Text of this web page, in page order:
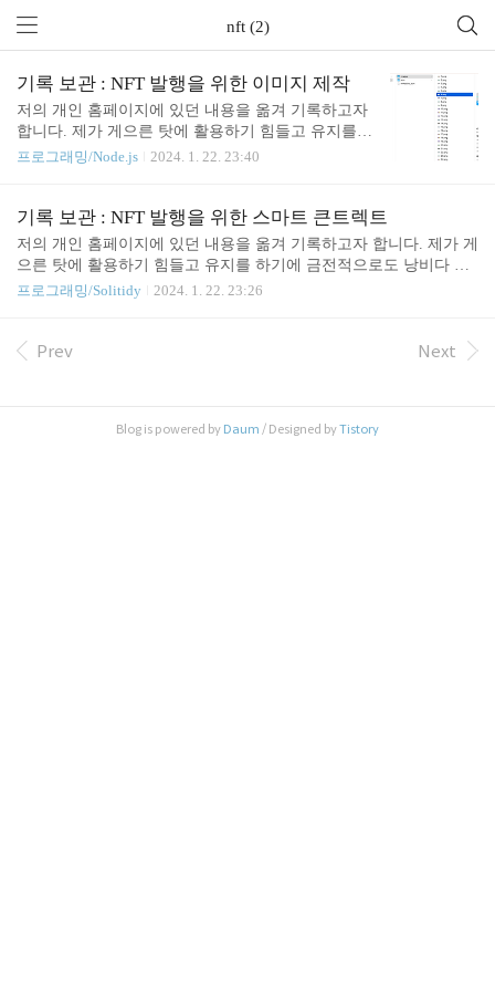
nft (2)
기록 보관 : NFT 발행을 위한 이미지 제작
저의 개인 홈페이지에 있던 내용을 옮겨 기록하고자
합니다. 제가 게으른 탓에 활용하기 힘들고 유지를
하기에 금전적으로도 낭비다 생각되어 님길 것은 남
트 컨트렉트가 어느 정도 준비가 되었다. 이재 NFT
이미지를 제작해야 한다. 여기에는 이미지 제작을 위
해 내가 시행착오를 겪었던 것과 NFT 이미지에 대한
이 부분도 조코딩님의 유투브 체널을 참조했다. 여기
이미지를 제작하려고 했다. 하지만 버전문제와 의도
치 않은 구문오류가 발생한다. 그래서 대안은 없는지
프로그래밍/Node.js 2024. 1. 22. 23:40
기록 보관 : NFT 발행을 위한 스마트 큰트렉트
저의 개인 홈페이지에 있던 내용을 옮겨 기록하고자 합니다. 제가 게
으른 탓에 활용하기 힘들고 유지를 하기에 금전적으로도 낭비다 생
각되어 님길 것은 남기고, 버릴 것은 버리고 사이트를 없에기 위함입
의 학습을 위해 주속을 제거하여 올려둔다. 스마트 컨트렉트를 이용
프로그래밍/Solitidy 2024. 1. 22. 23:26
Prev Next
Blog is powered by Daum / Designed byTistory